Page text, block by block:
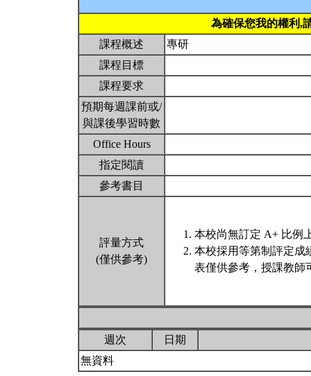
為確保您我的權利,
課程概述
專研
課程目標
課程要求
預期每週課前或/
與課後學習時數
Office Hours
指定閱讀
參考書目
評量方式
(僅供參考)
本校尚無訂定 A+ 比例
本校採用等第制評定成
表僅供參考，授課教師
週次
日期
無資料